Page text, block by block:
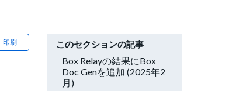
印刷 このセクションの記事
Box Relayの結果にBox
Doc Genを追加 (2025年2
月)